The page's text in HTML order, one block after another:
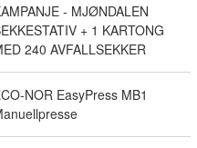
- MJØNDALEN
+ 1 KARTONG
240 AVFALLSEKKER
NOR EasyPress MB1